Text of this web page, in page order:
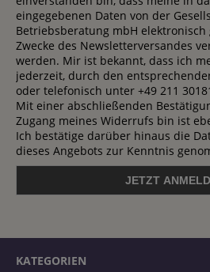
eingegebenen Daten von der
Betriebsberatung mbH
Zwecke des Newsletterversandes
werden. Mir ist bekannt, dass ich
jederzeit, durch den
oder telefonisch unter +49 211
Mit einer abschließenden
Zugang meines Widerrufs bin ist
Ich bestätige darüber hinaus die
dieses Angebots zur Kenntnis
KATEGORIEN